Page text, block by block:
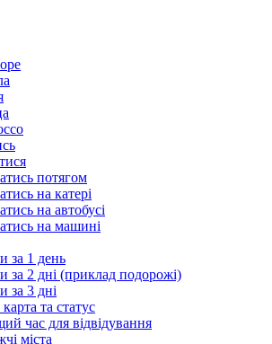
потягом
на катері
на автобусі
на машині
за 1 день
за 2 дні (приклад подорожі)
за 3 дні
та статус
час для відвідування
міста